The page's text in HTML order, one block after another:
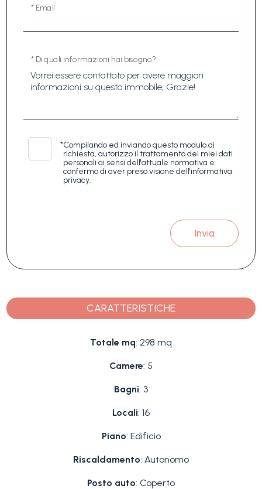
* Email
* Di quali informazioni hai bisogno?
*Compilando ed inviando questo modulo di
richiesta, autorizzo il trattamento dei miei dati
personali ai sensi dell'attuale normativa e
confermo di aver preso visione dell'informativa
privacy.
Invia
CARATTERISTICHE
Totale mq: 298 mq
Camere: 5
Bagni: 3
Locali: 16
Piano: Edificio
Riscaldamento: Autonomo
Posto auto: Coperto